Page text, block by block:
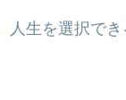
生を選択で